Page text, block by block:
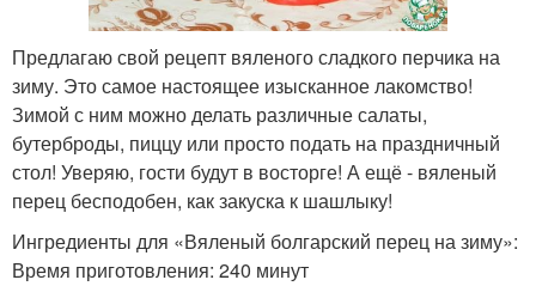
Предлагаю свой рецепт вяленого сладкого перчика на
зиму. Это самое настоящее изысканное лакомство!
Зимой с ним можно делать различные салаты,
бутерброды, пиццу или просто подать на праздничный
стол! Уверяю, гости будут в восторге! А ещё - вяленый
перец бесподобен, как закуска к шашлыку!
Ингредиенты для «Вяленый болгарский перец на зиму»:
Время приготовления: 240 минут